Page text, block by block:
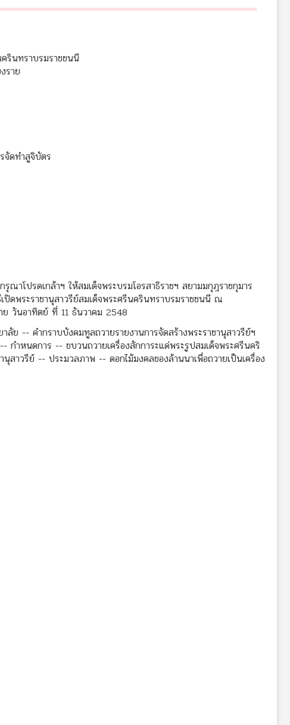
รินทราบรมราชชนนี
ราย
จัดทำสูจิบัตร
ณาโปรดเกล้าฯ ให้สมเด็จพระบรมโอรสาธิราชฯ สยามมกุฎราชกุมาร
ปิดพระราชานุสาวรีย์สมเด็จพระศรีนครินทราบรมราชชนนี ณ
ย วันอาทิตย์ ที่ 11 ธันวาคม 2548
ย -- คำกราบบังคมทูลถวายรายงานการจัดสร้างพระราชานุสาวรีย์ฯ
กำหนดการ -- ขบวนถวายเครื่องสักการะแด่พระรูปสมเด็จพระศรีนคริ
สาวรีย์ -- ประมวลภาพ -- ดอกไม้มงคลของล้านนาเพื่อถวายเป็นเครื่อง